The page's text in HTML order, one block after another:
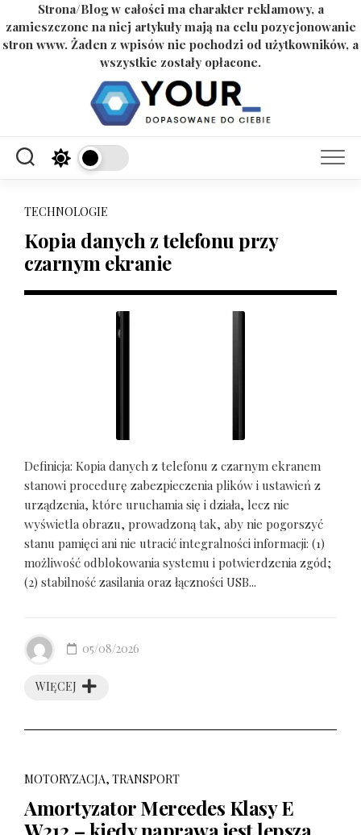
Strona/Blog w całości ma charakter reklamowy, a
zamieszczone na niej artykuły mają na celu pozycjonowanie
stron www. Żaden z wpisów nie pochodzi od użytkowników, a
wszystkie zostały opłacone.
TECHNOLOGIE
Kopia danych z telefonu przy
czarnym ekranie
Definicja: Kopia danych z telefonu z czarnym ekranem
stanowi procedurę zabezpieczenia plików i ustawień z
urządzenia, które uruchamia się i działa, lecz nie
wyświetla obrazu, prowadzoną tak, aby nie pogorszyć
stanu pamięci ani nie utracić integralności informacji: (1)
możliwość odblokowania systemu i potwierdzenia zgód;
(2) stabilność zasilania oraz łączności USB...
WIĘCEJ
05/08/2026
MOTORYZACJA, TRANSPORT
Amortyzator Mercedes Klasy E